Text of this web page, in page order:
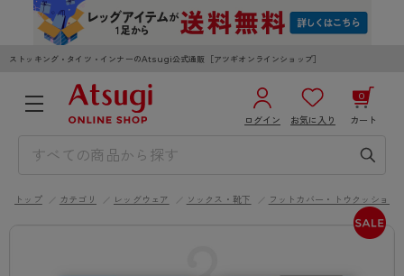
ストッキング・タイツ・インナーのAtsugi公式通販［アツギオンラインショップ］
ログイン お気に入り カート
0
3,980円以上のご購入で送料無料
トップ カテゴリ レッグウェア ソックス・靴下 フットカバー・トウクッション